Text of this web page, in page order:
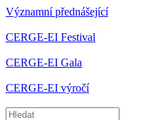
Významní přednášející
CERGE-EI Festival
CERGE-EI Gala
CERGE-EI výročí